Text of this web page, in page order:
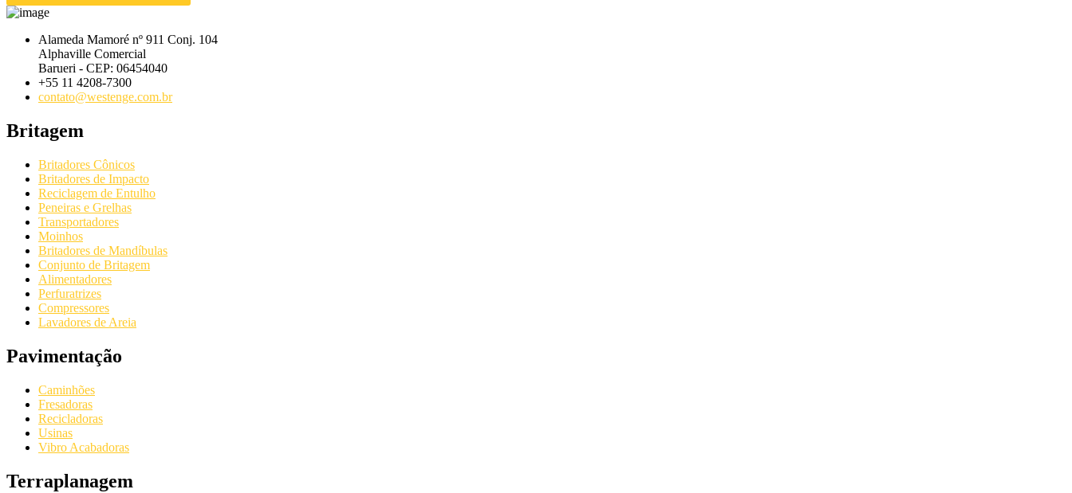
Alameda Mamoré nº 911 Conj. 104
Alphaville Comercial
Barueri - CEP: 06454040
+55 11 4208-7300
contato@westenge.com.br
Britagem
Britadores Cônicos
Britadores de Impacto
Reciclagem de Entulho
Peneiras e Grelhas
Transportadores
Moinhos
Britadores de Mandíbulas
Conjunto de Britagem
Alimentadores
Perfuratrizes
Compressores
Lavadores de Areia
Pavimentação
Caminhões
Fresadoras
Recicladoras
Usinas
Vibro Acabadoras
Terraplanagem